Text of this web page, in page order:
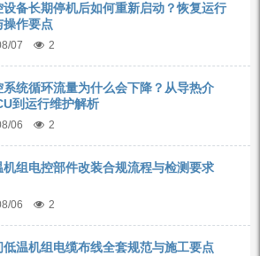
设备长期停机后如何重新启动？恢复运行
操作要点
07 2
系统循环流量为什么会下降？从导热介
到运行维护解析
06 2
机组电控部件改装合规流程与检测要求
06 2
低温机组电缆布线全套规范与施工要点